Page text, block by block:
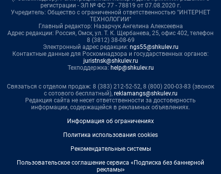
регистрации - ЭЛ № ФС 77 - 78819 от 07.08.2020 г.
Учредитель: Общество с ограниченной ответственностью "ИНТЕРНЕТ
ТЕХНОЛОГИИ"
Главный редактор: Назарчук Ангелина Алексеевна
Адрес редакции: Россия, Омск, ул. Т. К. Щербанева, 25, офис 402, телефон
8 (3812) 38-08-69
Электронный адрес редакции: ngs55@shkulev.ru
Контактные данные для Роскомнадзора и государственных органов:
juristnsk@shkulev.ru
Техподдержка: help@shkulev.ru
Связаться с отделом продаж: 8 (383) 212-52-52, 8 (800) 200-03-83 (звонок
с сотового бесплатный), reklamangs@shkulev.ru
Редакция сайта не несет ответственности за достоверность
информации, содержащейся в рекламных объявлениях.
Информация об ограничениях
Политика использования cookies
Рекомендательные системы
Пользовательское соглашение сервиса «Подписка без баннерной
рекламы»